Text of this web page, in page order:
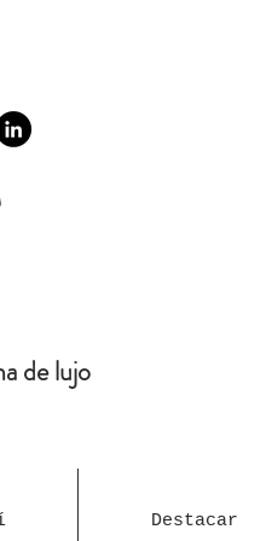
de lujo
Destacar